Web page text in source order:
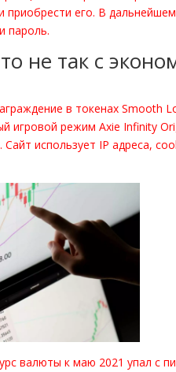
его. В дальнейшем
пароль.
не так с
в токенах Smooth
игровой режим Axie Infinity
использует IP адреса,
валюты к маю 2021 упал с